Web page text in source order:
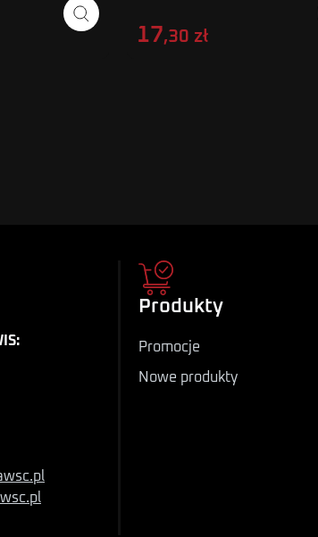
17,30 zł
Produkty
Promocje
Nowe produkty